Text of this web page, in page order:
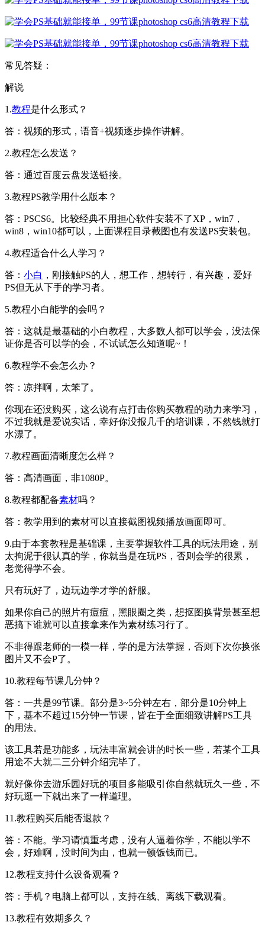
常见答疑：
解说
1.教程是什么形式？
答：视频的形式，语音+视频逐步操作讲解。
2.教程怎么发送？
答：通过百度云盘发送链接。
3.教程PS教学用什么版本？
答：PSCS6。比较经典不用担心软件安装不了XP，win7，
win8，win10都可以，上面课程目录截图也有发送PS安装包。
4.教程适合什么人学习？
答： 小白 ，刚接触PS的人，想工作，想转行，有兴趣，爱好
PS但无从下手的学习者。
5.教程小白能学的会吗？
答：这就是最基础的小白教程，大多数人都可以学会，没法保
证你是否可以学的会，不试试怎么知道呢~！
6.教程学不会怎么办？
答：凉拌啊，太笨了。
你现在还没购买，这么说有点打击你购买教程的动力来学习，
不过我就是爱说实话，幸好你没报几千的培训课，不然钱就打
水漂了。
7.教程画面清晰度怎么样？
答：高清画面，非1080P。
8.教程都配备素材吗？
答：教学用到的素材可以直接截图视频播放画面即可。
9.由于本套教程是基础课，主要掌握软件工具的玩法用途，别
太拘泥于很认真的学，你就当是在玩PS，否则会学的很累，
老觉得学不会。
只有玩好了，边玩边学才学的舒服。
如果你自己的照片有痘痘，黑眼圈之类，想抠图换背景甚至想
恶搞下谁就可以直接拿来作为素材练习行了。
不非得跟老师的一模一样，学的是方法掌握，否则下次你换张
图片又不会P了。
10.教程每节课几分钟？
答：一共是99节课。部分是3~5分钟左右，部分是10分钟上
下，基本不超过15分钟一节课，皆在于全面细致讲解PS工具
的用法。
该工具若是功能多，玩法丰富就会讲的时长一些，若某个工具
用途不大就二三分钟介绍完毕了。
就好像你去游乐园好玩的项目多能吸引你自然就玩久一些，不
好玩逛一下就出来了一样道理。
11.教程购买后能否退款？
答：不能。学习请慎重考虑，没有人逼着你学，不能以学不
会，好难啊，没时间为由，也就一顿饭钱而已。
12.教程支持什么设备观看？
答：手机？电脑上都可以，支持在线、离线下载观看。
13.教程有效期多久？